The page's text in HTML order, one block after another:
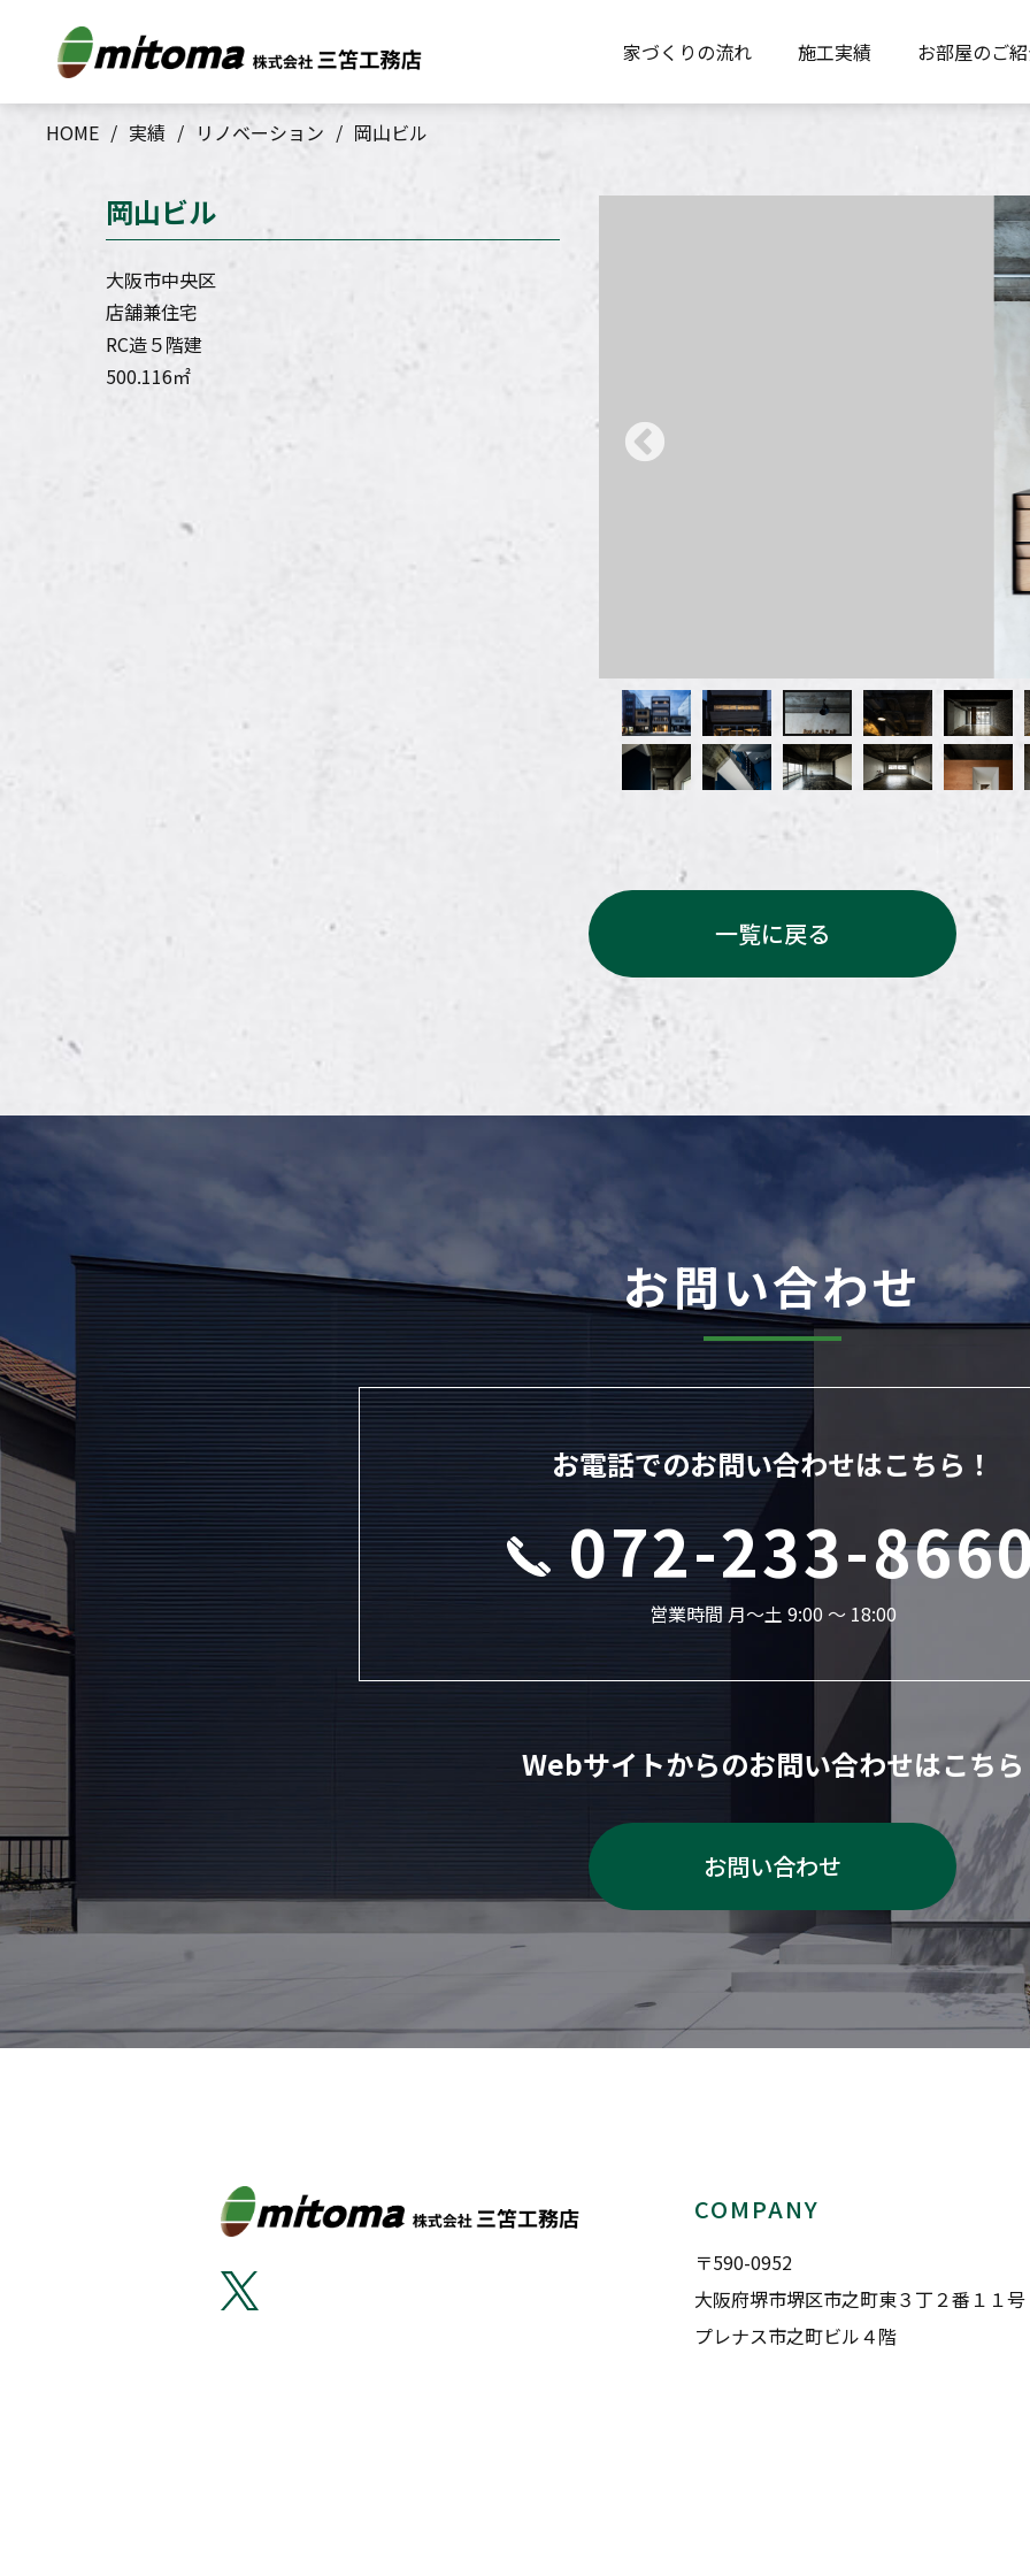
家づくりの流れ 施工実績 お部屋のご
HOME 実績 リノベーション 岡山ビル
岡山ビル
大阪市中央区
店舗兼住宅
RC造５階建
500.116㎡
一覧に戻る
お問い合わせ
お電話でのお問い合わせはこちら！
072-233-
営業時間 月〜土 9:00 ～ 18:00
Webサイトからのお問い合わせはこちら
お問い合わせ
COMPANY
〒590-0952
大阪府堺市堺区市之町東３丁２番１１号
プレナス市之町ビル４階